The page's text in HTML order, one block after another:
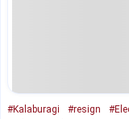
#Kalaburagi #resign